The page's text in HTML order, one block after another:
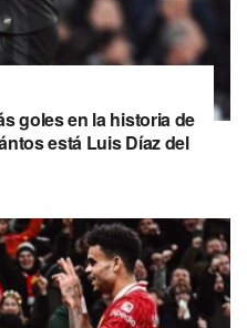
goles en la historia de
está Luis Díaz del